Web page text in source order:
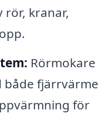
rör, kranar,
Rörmokare
både fjärrvärme
för